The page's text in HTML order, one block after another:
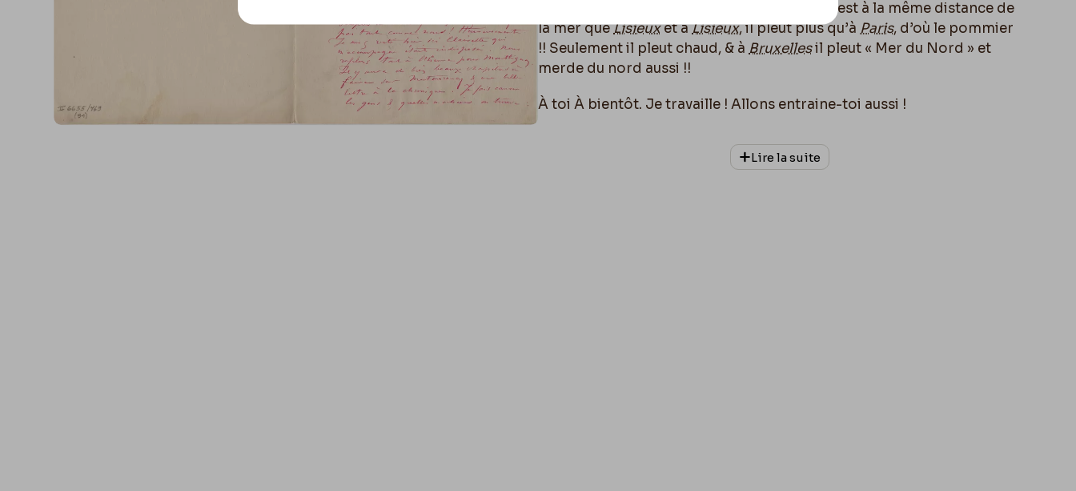
est à la même distance de
la mer queLisieuxet àLisieux, il pleut plus qu’à Paris, d’où le pommier
!! Seulement il pleut chaud, & à Bruxellesil pleut « Mer du Nord » et
merde du nord aussi !!
À toi À bientôt. Je travaille ! Allons entraine-toi aussi !
Bonne idée pour le 14 d’amenerÉmilie– c’est la morte saison.
Lire la suite